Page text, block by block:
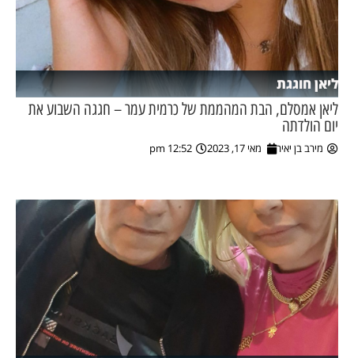
ליאן חוגגת
ליאן אמסלם, הבת המהממת של כרמית עמר – חגגה השבוע את
יום הולדתה
מירב בן יאיר מאי 17, 2023 12:52 pm